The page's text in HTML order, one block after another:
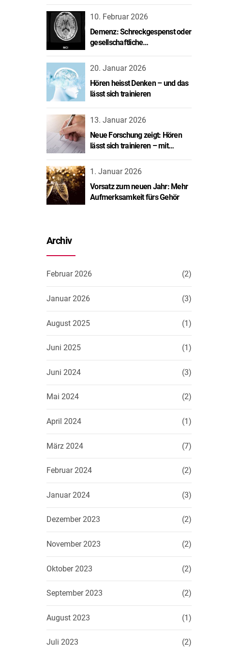
10. Februar 2026
Demenz: Schreckgespenst oder
gesellschaftliche
20. Januar 2026
Hören heisst Denken – und das
lässt sich trainieren
13. Januar 2026
Neue Forschung zeigt: Hören
lässt sich trainieren – mit
1. Januar 2026
Vorsatz zum neuen Jahr: Mehr
Aufmerksamkeit fürs Gehör
Archiv
Februar 2026 (2)
Januar 2026 (3)
August 2025 (1)
Juni 2025 (1)
Juni 2024 (3)
Mai 2024 (2)
April 2024 (1)
März 2024 (7)
Februar 2024 (2)
Januar 2024 (3)
Dezember 2023 (2)
November 2023 (2)
Oktober 2023 (2)
September 2023 (2)
August 2023 (1)
Juli 2023 (2)